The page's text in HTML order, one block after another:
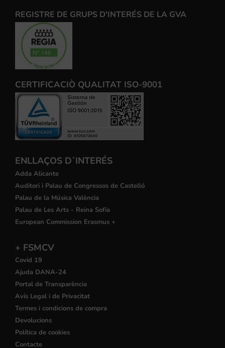
REGISTRE DE GRUPS D'INTERÉS DE LA GVA
CERTIFICACIÒ QUALITAT ISO-9001
ENLLAÇOS D´INTERÉS
Adda Alicante
Auditori i Palau de Congressos de Castelló
Palau de la Música València
Palau de Les Arts - Reina Sofía
European Commission Erasmus +
+ FSMCV
Covid 19
Ajuda DANA-24
Portal de Transparència
Avís Legal i de Privacitat
Termes i condicions de compra
Devolucions
Política de cookies
Contacte